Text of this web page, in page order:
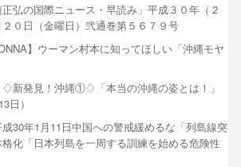
正弘の国際ニュース・早読み」平成３０年（２
２０日（金曜日）弐通巻第５６７９号
】ウーマン村本に知ってほしい「沖縄モヤ
♢新発見！沖縄①♢「本当の沖縄の姿とは！」
日）
成30年1月11日中国への警戒緩めるな「列島線突
化「日本列島を一周する訓練を始める危険性